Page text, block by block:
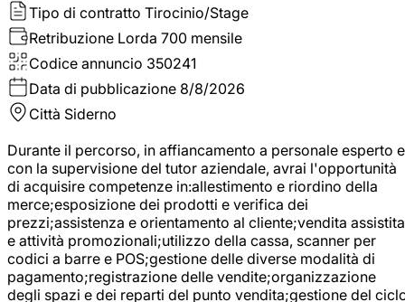
Tipo di contratto Tirocinio/Stage
Retribuzione Lorda 700 mensile
Codice annuncio 350241
Data di pubblicazione 8/8/2026
Città Siderno
Durante il percorso, in affiancamento a personale esperto e
con la supervisione del tutor aziendale, avrai l'opportunità
di acquisire competenze in:allestimento e riordino della
merce;esposizione dei prodotti e verifica dei
prezzi;assistenza e orientamento al cliente;vendita assistita
e attività promozionali;utilizzo della cassa, scanner per
codici a barre e POS;gestione delle diverse modalità di
pagamento;registrazione delle vendite;organizzazione
degli spazi e dei reparti del punto vendita;gestione del